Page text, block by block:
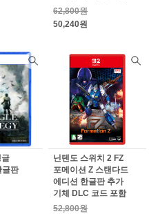
62,800원
50,240원
글판
닌텐도 스위치 2 FZ
포메이션 Z 스탠다드
에디션 한글판 추가
기체 DLC 코드 포함
52,800원